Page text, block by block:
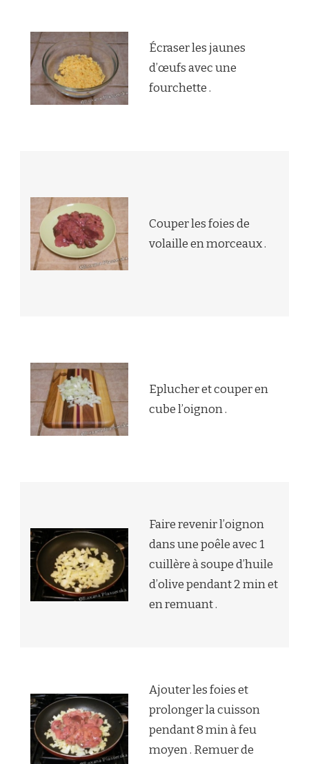
Écraser les jaunes
d’œufs avec une
fourchette .
Couper les foies de
volaille en morceaux .
Eplucher et couper en
cube l’oignon .
Faire revenir l’oignon
dans une poêle avec 1
cuillère à soupe d’huile
d’olive pendant 2 min et
en remuant .
Ajouter les foies et
prolonger la cuisson
pendant 8 min à feu
moyen . Remuer de